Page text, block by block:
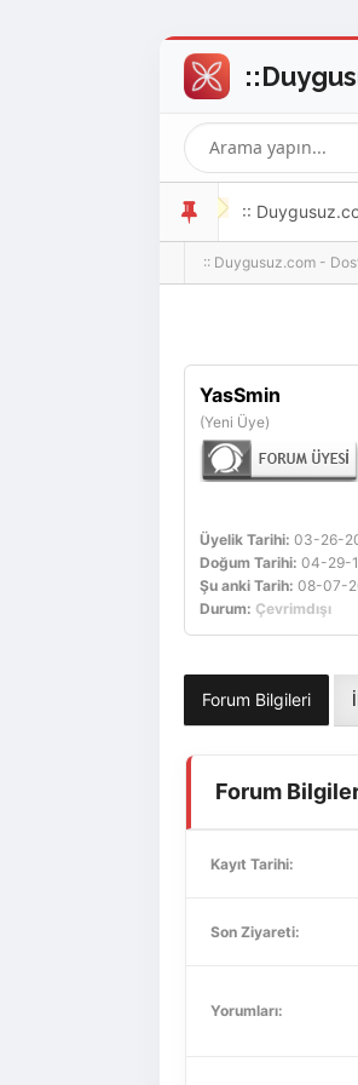
::
oldukça kolay
:: Duygusuz.com -
YasSmin
(Yeni Üye)
Üyelik Tarihi: 03-26-
Doğum Tarihi: 04-29-
Şu anki Tarih: 08-07-
Durum: Çevrimdışı
Forum Bilgileri
Forum
Kayıt Tarihi:
Son Ziyareti:
Yorumları: